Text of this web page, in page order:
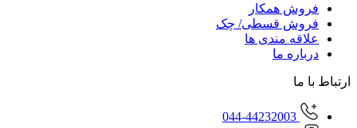
همکار
قسطی/ چک
مندی ها
ما
044-44232003